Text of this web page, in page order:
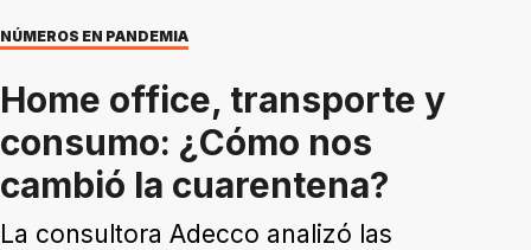
NÚMEROS EN PANDEMIA
Home office, transporte y
consumo: ¿Cómo nos
cambió la cuarentena?
La consultora Adecco analizó las